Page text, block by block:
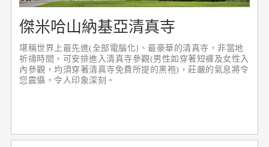
傑米哈山納基亞清真寺
堪稱世界上最先進(全部電腦化)、最豪華的清真寺，非當地
祈禱時間，可安排進入清真寺參觀(男性如穿著短褲及女性入
內參觀，均須穿著清真寺免費所提的黑袍)，莊嚴的氣息將令
您震懾，令人印象深刻。